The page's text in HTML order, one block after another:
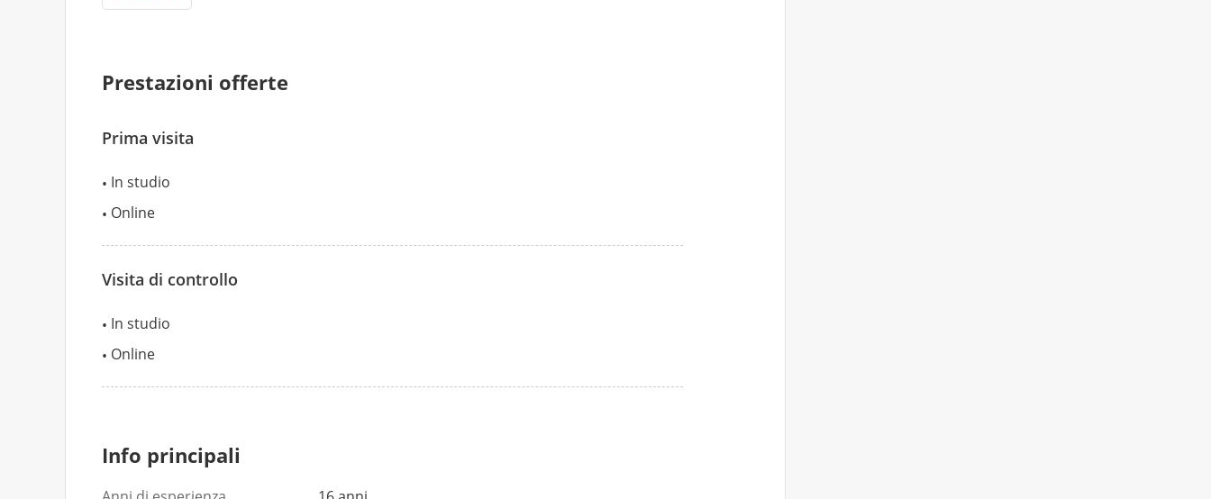
Prestazioni offerte
Prima visita
In studio
Online
Visita di controllo
In studio
Online
Info principali